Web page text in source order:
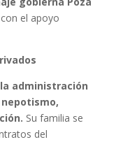
el apoyo
la administración
Su familia se
del